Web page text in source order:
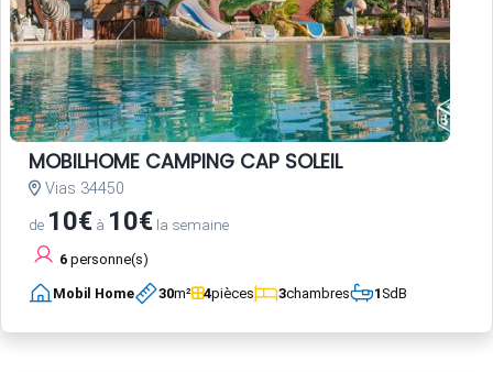
MOBILHOME CAMPING CAP SOLEIL
Vias 34450
de 10€ à 10€ la semaine
6 personne(s)
Mobil Home 30m² 4pièces 3chambres 1SdB